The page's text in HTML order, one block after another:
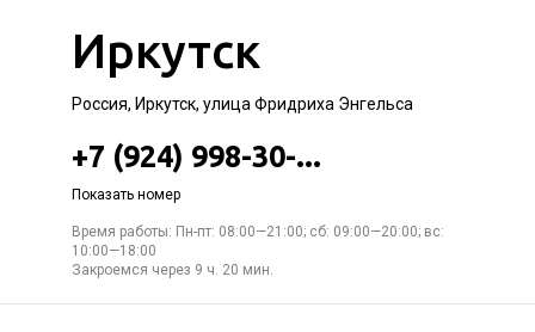
Иркутск
Россия, Иркутск, улица Фридриха Энгельса
+7 (924) 998-30-...
Показать номер
Время работы: Пн-пт: 08:00—21:00; сб: 09:00—20:00; вс:
10:00—18:00
Закроемся через 9 ч. 20 мин.